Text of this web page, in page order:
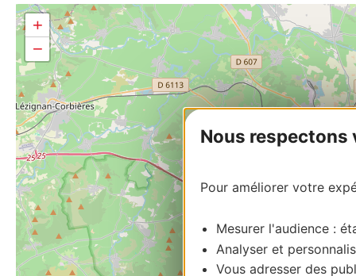
Nous respectons
Pour améliorer votre
Mesurer l'audience :
Analyser et
Vous adresser des
+
−